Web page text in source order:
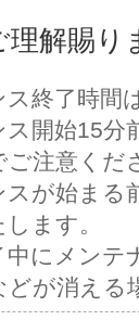
理解賜り
終了時間
開始15分
注意くだ
が始まる
ます。
にメンテ
どが消える